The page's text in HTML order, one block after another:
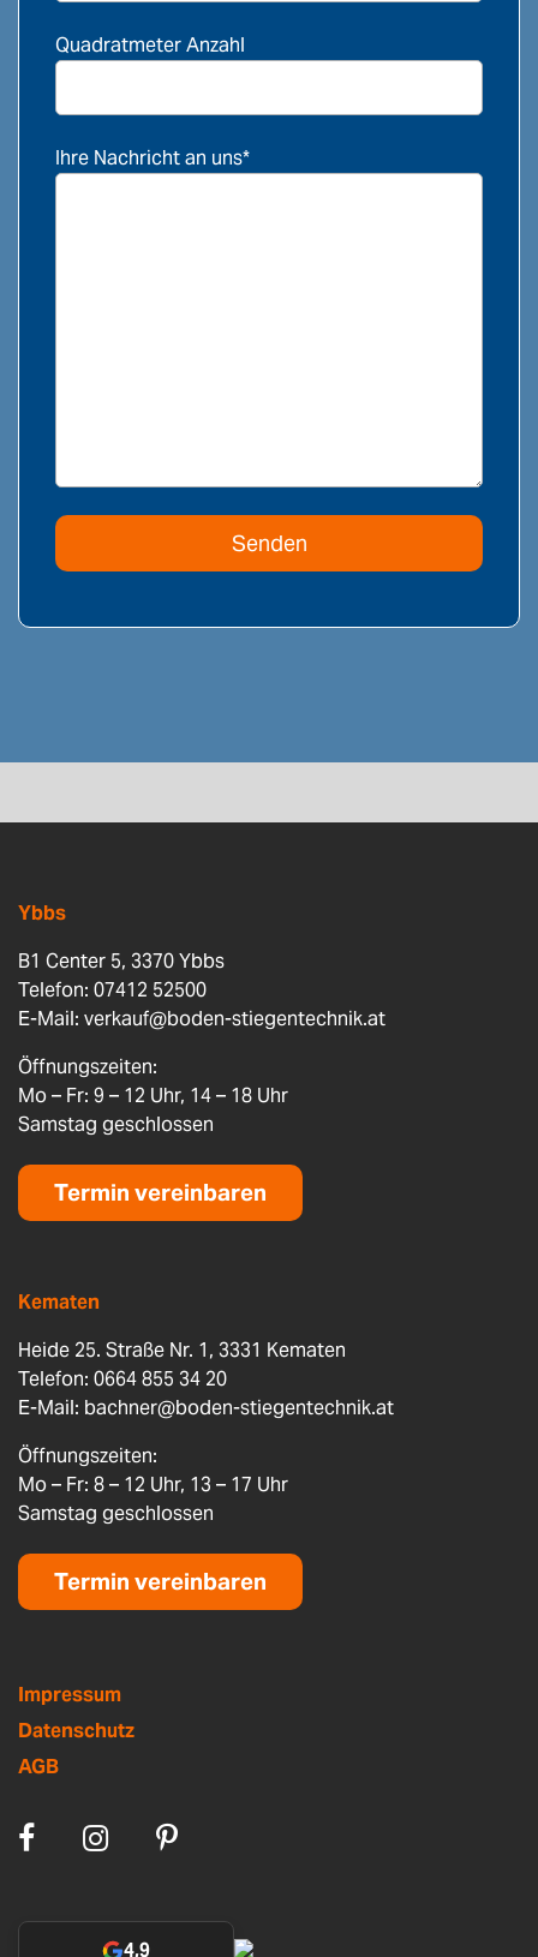
Quadratmeter Anzahl
Ihre Nachricht an uns*
Ybbs
B1 Center 5, 3370 Ybbs
Telefon: 07412 52500
E-Mail: verkauf@boden-stiegentechnik.at
Öffnungszeiten:
Mo – Fr: 9 – 12 Uhr, 14 – 18 Uhr
Samstag geschlossen
Termin vereinbaren
Kematen
Heide 25. Straße Nr. 1, 3331 Kematen
Telefon: 0664 855 34 20
E-Mail: bachner@boden-stiegentechnik.at
Öffnungszeiten:
Mo – Fr: 8 – 12 Uhr, 13 – 17 Uhr
Samstag geschlossen
Termin vereinbaren
Impressum
Datenschutz
AGB
4,9